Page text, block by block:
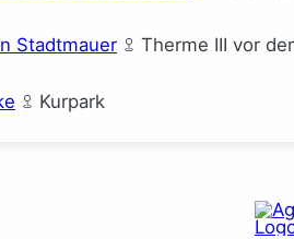
Stadtmauer
Therme III vor
Kurpark